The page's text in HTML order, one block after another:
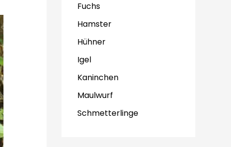
Fuchs
Hamster
Hühner
Igel
Kaninchen
Maulwurf
Schmetterlinge